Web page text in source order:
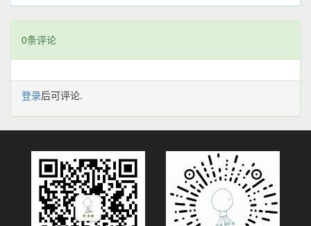
0条评论
登录后可评论.